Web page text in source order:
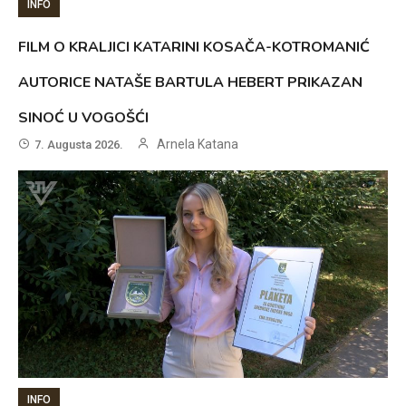
INFO
FILM O KRALJICI KATARINI KOSAČA-KOTROMANIĆ
AUTORICE NATAŠE BARTULA HEBERT PRIKAZAN
SINOĆ U VOGOŠĆI
7. Augusta 2026. Arnela Katana
INFO